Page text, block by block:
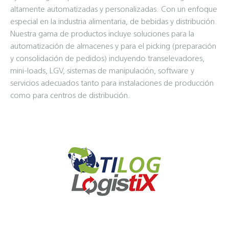
altamente automatizadas y personalizadas. Con un enfoque
especial en la industria alimentaria, de bebidas y distribución.
Nuestra gama de productos incluye soluciones para la
automatización de almacenes y para el picking (preparación
y consolidación de pedidos) incluyendo transelevadores,
mini-loads, LGV, sistemas de manipulación, software y
servicios adecuados tanto para instalaciones de producción
como para centros de distribución.